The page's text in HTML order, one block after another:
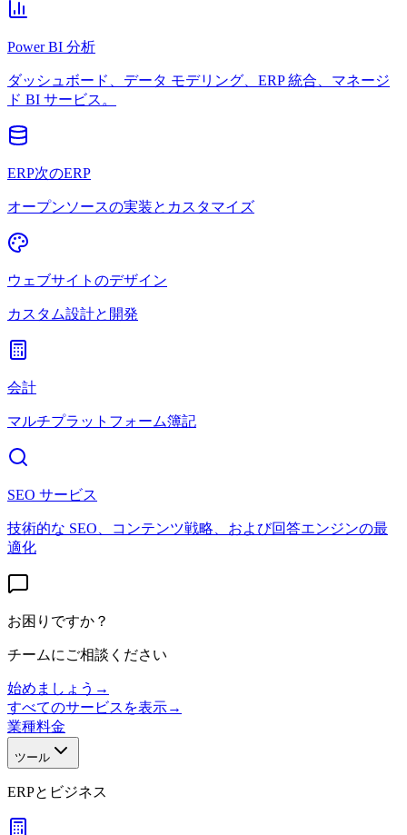
Power BI 分析
ダッシュボード、データ モデリング、ERP 統合、マネージ
ド BI サービス。
ERP次のERP
オープンソースの実装とカスタマイズ
ウェブサイトのデザイン
カスタム設計と開発
会計
マルチプラットフォーム簿記
SEO サービス
技術的な SEO、コンテンツ戦略、および回答エンジンの最
適化
お困りですか？
チームにご相談ください
始めましょう →
すべてのサービスを表示→
業種料金
ツール
ERPとビジネス